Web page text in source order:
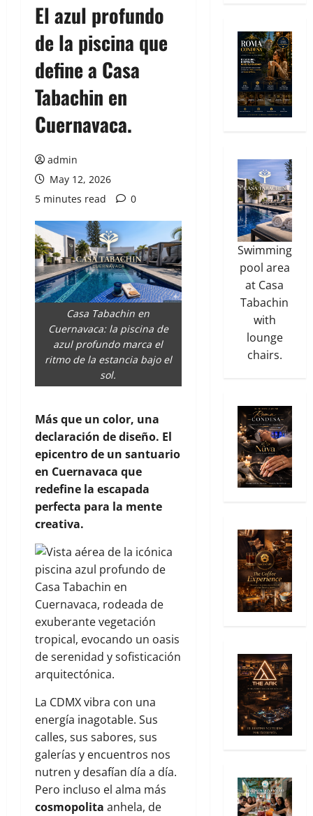
El azul profundo
de la piscina que
define a Casa
Tabachin en
Cuernavaca.
admin
May 12, 2026
5 minutes read
0
Casa Tabachin en
Cuernavaca: la piscina de
azul profundo marca el
ritmo de la estancia bajo el
sol.
Más que un color, una
declaración de diseño. El
epicentro de un santuario
en Cuernavaca que
redefine la escapada
perfecta para la mente
creativa.
La CDMX vibra con una
energía inagotable. Sus
calles, sus sabores, sus
galerías y encuentros nos
nutren y desafían día a día.
Pero incluso el alma más
cosmopolita anhela, de
Swimming
pool area
at Casa
Tabachin
with
lounge
chairs.